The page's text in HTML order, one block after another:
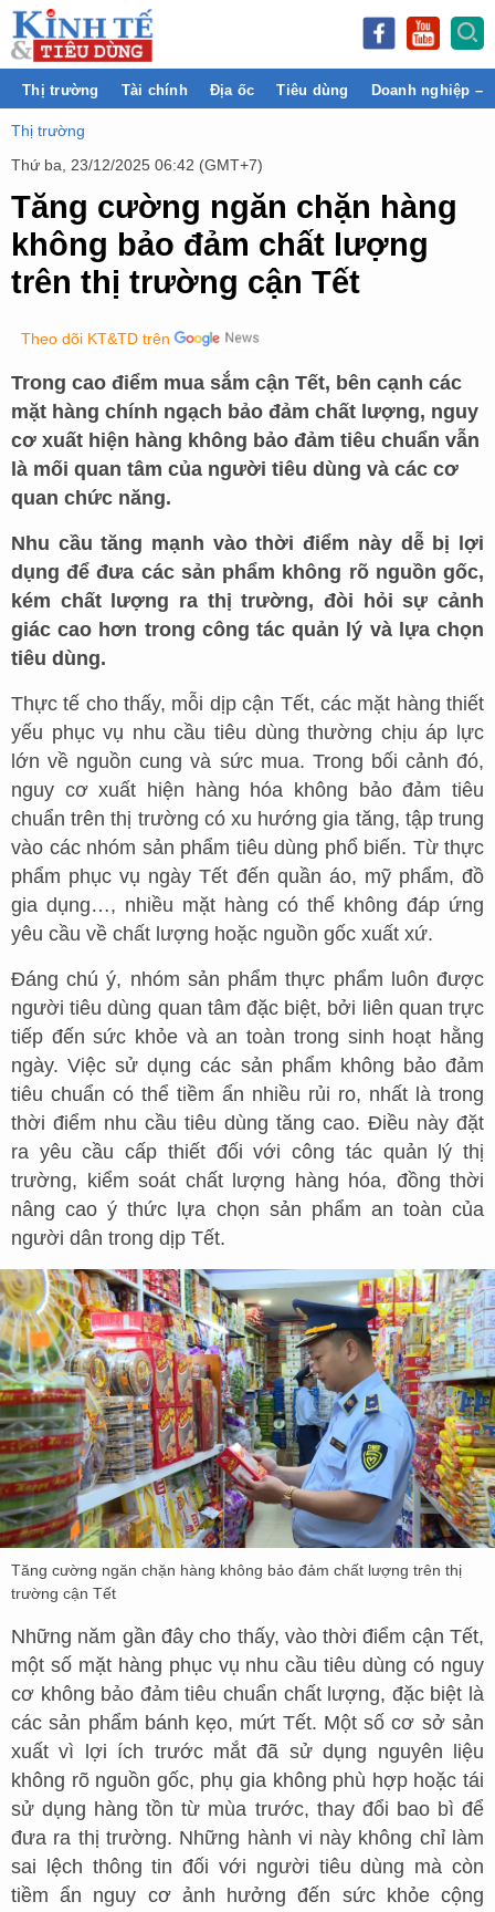
Thị trường Tài chính Địa ốc Tiêu dùng Doanh nghiệp –
Thị trường
Thứ ba, 23/12/2025 06:42 (GMT+7)
Tăng cường ngăn chặn hàng
không bảo đảm chất lượng
trên thị trường cận Tết
Theo dõi KT&TD trên
Trong cao điểm mua sắm cận Tết, bên cạnh các
mặt hàng chính ngạch bảo đảm chất lượng, nguy
cơ xuất hiện hàng không bảo đảm tiêu chuẩn vẫn
là mối quan tâm của người tiêu dùng và các cơ
quan chức năng.
Nhu cầu tăng mạnh vào thời điểm này dễ bị lợi
dụng để đưa các sản phẩm không rõ nguồn gốc,
kém chất lượng ra thị trường, đòi hỏi sự cảnh
giác cao hơn trong công tác quản lý và lựa chọn
tiêu dùng.
Thực tế cho thấy, mỗi dịp cận Tết, các mặt hàng thiết
yếu phục vụ nhu cầu tiêu dùng thường chịu áp lực
lớn về nguồn cung và sức mua. Trong bối cảnh đó,
nguy cơ xuất hiện hàng hóa không bảo đảm tiêu
chuẩn trên thị trường có xu hướng gia tăng, tập trung
vào các nhóm sản phẩm tiêu dùng phổ biến. Từ thực
phẩm phục vụ ngày Tết đến quần áo, mỹ phẩm, đồ
gia dụng…, nhiều mặt hàng có thể không đáp ứng
yêu cầu về chất lượng hoặc nguồn gốc xuất xứ.
Đáng chú ý, nhóm sản phẩm thực phẩm luôn được
người tiêu dùng quan tâm đặc biệt, bởi liên quan trực
tiếp đến sức khỏe và an toàn trong sinh hoạt hằng
ngày. Việc sử dụng các sản phẩm không bảo đảm
tiêu chuẩn có thể tiềm ẩn nhiều rủi ro, nhất là trong
thời điểm nhu cầu tiêu dùng tăng cao. Điều này đặt
ra yêu cầu cấp thiết đối với công tác quản lý thị
trường, kiểm soát chất lượng hàng hóa, đồng thời
nâng cao ý thức lựa chọn sản phẩm an toàn của
người dân trong dịp Tết.
Tăng cường ngăn chặn hàng không bảo đảm chất lượng trên thị
trường cận Tết
Những năm gần đây cho thấy, vào thời điểm cận Tết,
một số mặt hàng phục vụ nhu cầu tiêu dùng có nguy
cơ không bảo đảm tiêu chuẩn chất lượng, đặc biệt là
các sản phẩm bánh kẹo, mứt Tết. Một số cơ sở sản
xuất vì lợi ích trước mắt đã sử dụng nguyên liệu
không rõ nguồn gốc, phụ gia không phù hợp hoặc tái
sử dụng hàng tồn từ mùa trước, thay đổi bao bì để
đưa ra thị trường. Những hành vi này không chỉ làm
sai lệch thông tin đối với người tiêu dùng mà còn
tiềm ẩn nguy cơ ảnh hưởng đến sức khỏe cộng